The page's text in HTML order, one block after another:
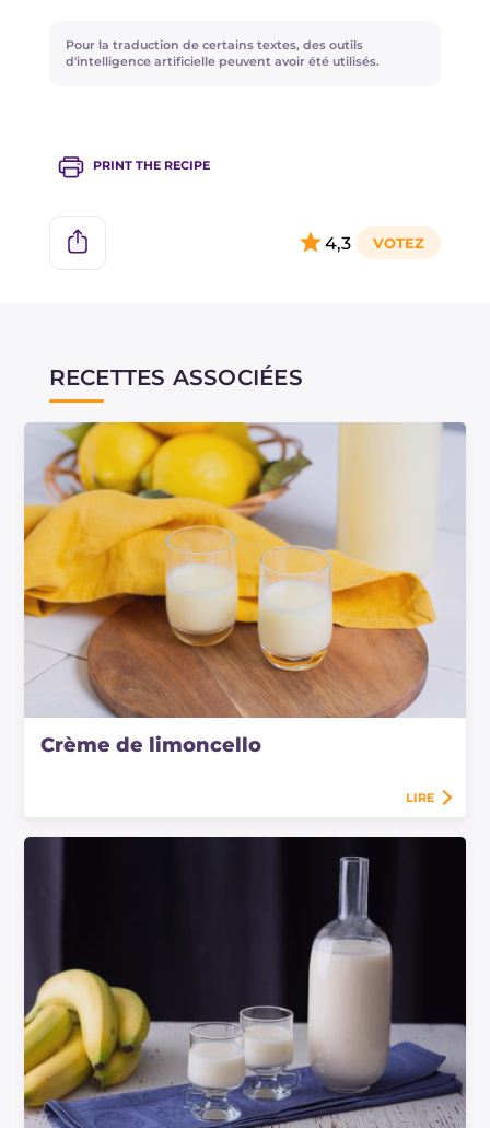
Vous pouvez aromatiser votre crème de melon
avec du zeste de citron à la place de la gousse
Pour la traduction de certains textes, des outils
d'intelligence artificielle peuvent avoir été utilisés.
PRINT THE RECIPE
4,3
RECETTES ASSOCIÉES
Crème de limoncello
LIRE